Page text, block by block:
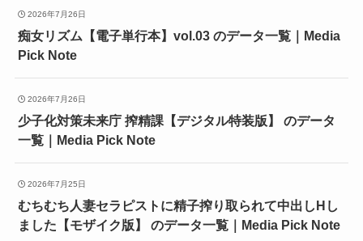
2026年7月26日
痴女リズム【電子単行本】vol.03 のデータ一覧｜Media
Pick Note
2026年7月26日
少子化対策未来庁 搾精課【デジタル特装版】 のデータ
一覧｜Media Pick Note
2026年7月25日
むちむち人妻セラピストに精子搾り取られて中出しHし
ました【モザイク版】 のデータ一覧｜Media Pick Note